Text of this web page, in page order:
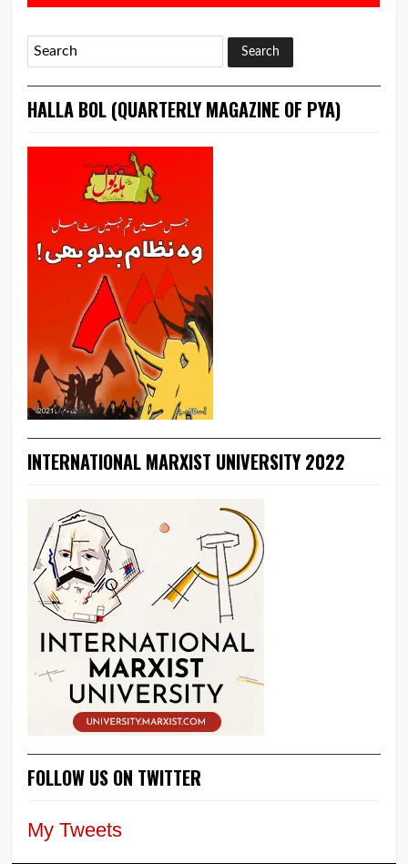
HALLA BOL (QUARTERLY MAGAZINE OF PYA)
INTERNATIONAL MARXIST UNIVERSITY 2022
FOLLOW US ON TWITTER
My Tweets